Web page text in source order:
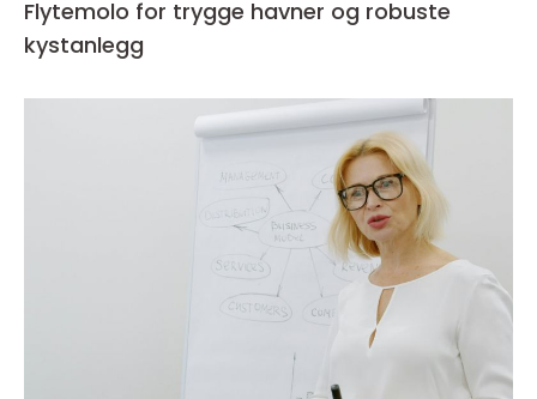
Flytemolo for trygge havner og robuste
kystanlegg